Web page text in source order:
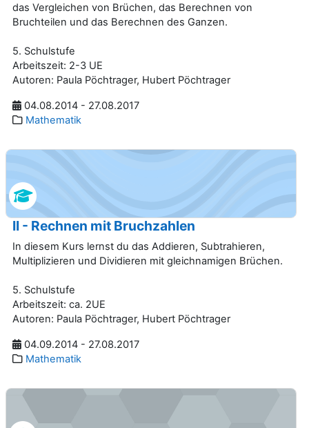
das Vergleichen von Brüchen, das Berechnen von
Bruchteilen und das Berechnen des Ganzen.
5. Schulstufe
Arbeitszeit: 2-3 UE
Autoren: Paula Pöchtrager, Hubert Pöchtrager
04.08.2014 - 27.08.2017
Mathematik
II - Rechnen mit Bruchzahlen
In diesem Kurs lernst du das Addieren, Subtrahieren,
Multiplizieren und Dividieren mit gleichnamigen Brüchen.
5. Schulstufe
Arbeitszeit: ca. 2UE
Autoren: Paula Pöchtrager, Hubert Pöchtrager
04.09.2014 - 27.08.2017
Mathematik